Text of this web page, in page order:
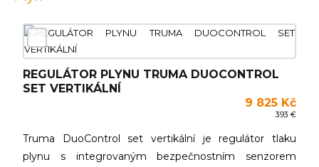
REGULÁTOR PLYNU TRUMA DUOCONTROL
SET VERTIKÁLNÍ
9 825 Kč
393 €
Truma DuoControl set vertikální je regulátor tlaku
plynu s integrovaným bezpečnostním senzorem